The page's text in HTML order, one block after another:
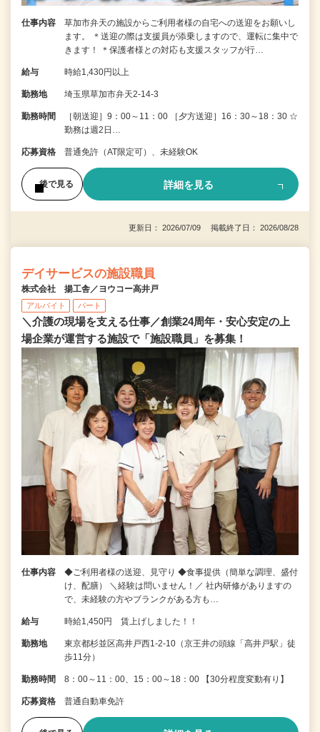
仕事内容
草加市弁天の施設からご利用者様の自宅への送迎をお願いし
ます。 ＊送迎の際は支援員が添乗しますので、運転に集中で
きます！ ＊保護者様との対応も支援スタッフが行…
給与 時給1,430円以上
勤務地 埼玉県草加市弁天2-14-3
勤務時間
［朝送迎］9：00～11：00 ［夕方送迎］16：30～18：30 ☆
勤務は週2日…
応募資格 普通免許（AT限定可）、未経験OK
後で見る 詳細を見る
更新日： 2026/07/09 掲載終了日： 2026/08/28
デイサービスの施設職員
株式会社 揚工舎／ヨウコー高井戸
アルバイト パート
＼介護の現場を支える仕事／創業24周年・安心安定の上
場企業が運営する施設で「施設職員」を募集！
仕事内容
◆ご利用者様の送迎、見守り ◆食事提供（簡単な調理、盛付
け、配膳） ＼経験は問いません！／ 社内研修がありますの
で、未経験の方やブランクがある方も…
給与 時給1,450円 賃上げしました！！
勤務地
東京都杉並区高井戸西1-2-10（京王井の頭線「高井戸駅」徒
歩11分）
勤務時間 8：00～11：00、15：00～18：00 【30分程度変動有り】
応募資格 普通自動車免許